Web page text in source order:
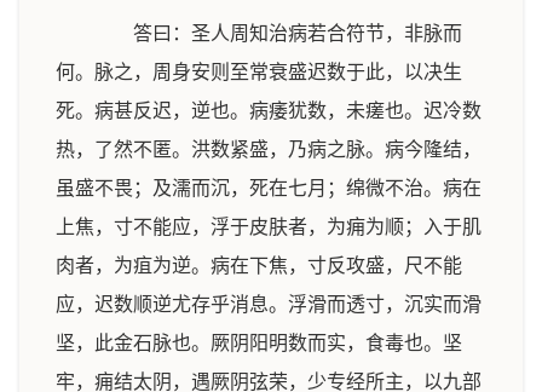
答曰：圣人周知治病若合符节，非脉而
何。脉之，周身安则至常衰盛迟数于此，以决生
死。病甚反迟，逆也。病痿犹数，未瘥也。迟冷数
热，了然不匿。洪数紧盛，乃病之脉。病今隆结，
虽盛不畏；及濡而沉，死在七月；绵微不治。病在
上焦，寸不能应，浮于皮肤者，为痈为顺；入于肌
肉者，为疽为逆。病在下焦，寸反攻盛，尺不能
应，迟数顺逆尤存乎消息。浮滑而透寸，沉实而滑
坚，此金石脉也。厥阴阳明数而实，食毒也。坚
牢，痈结太阴，遇厥阴弦荣，少专经所主，以九部